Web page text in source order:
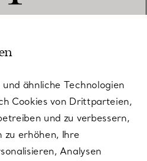
ähnliche Technologien
Cookies von Drittparteien,
und zu verbessern,
zu erhöhen, Ihre
Analysen